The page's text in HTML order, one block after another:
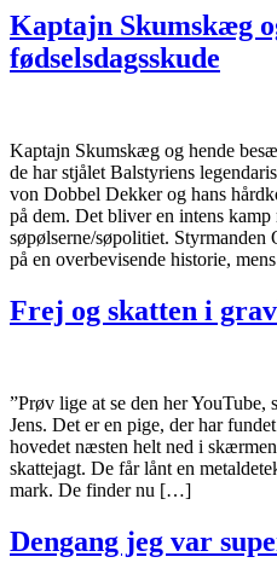
Kaptajn Skumskæg
fødselsdagsskude
Kaptajn Skumskæg og hende
de har stjålet Balstyriens
von Dobbel Dekker og hans
på dem. Det bliver en intens
søpølserne/søpolitiet.
på en overbevisende historie,
Frej og skatten i
”Prøv lige at se den her YouTube,
Jens. Det er en pige, der har
hovedet næsten helt ned i
skattejagt. De får lånt en
mark. De finder nu […]
Dengang jeg var